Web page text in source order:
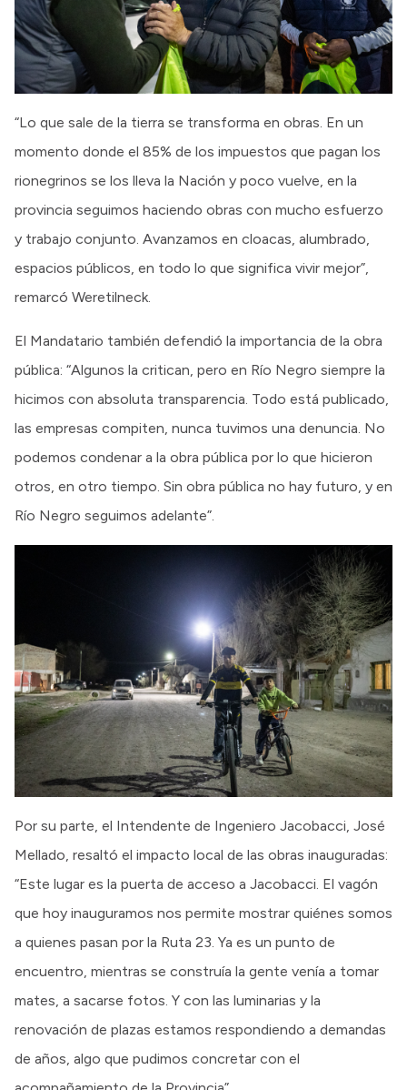
“Lo que sale de la tierra se transforma en obras. En un
momento donde el 85% de los impuestos que pagan los
rionegrinos se los lleva la Nación y poco vuelve, en la
provincia seguimos haciendo obras con mucho esfuerzo
y trabajo conjunto. Avanzamos en cloacas, alumbrado,
espacios públicos, en todo lo que significa vivir mejor”,
remarcó Weretilneck.
El Mandatario también defendió la importancia de la obra
pública: “Algunos la critican, pero en Río Negro siempre la
hicimos con absoluta transparencia. Todo está publicado,
las empresas compiten, nunca tuvimos una denuncia. No
podemos condenar a la obra pública por lo que hicieron
otros, en otro tiempo. Sin obra pública no hay futuro, y en
Río Negro seguimos adelante”.
Por su parte, el Intendente de Ingeniero Jacobacci, José
Mellado, resaltó el impacto local de las obras inauguradas:
“Este lugar es la puerta de acceso a Jacobacci. El vagón
que hoy inauguramos nos permite mostrar quiénes somos
a quienes pasan por la Ruta 23. Ya es un punto de
encuentro, mientras se construía la gente venía a tomar
mates, a sacarse fotos. Y con las luminarias y la
renovación de plazas estamos respondiendo a demandas
de años, algo que pudimos concretar con el